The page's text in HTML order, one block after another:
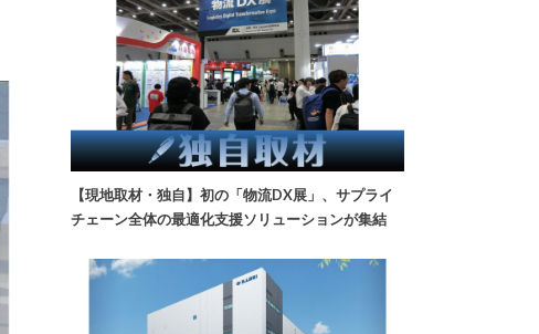
【現地取材・独自】初の「物流DX展」、サプライ
チェーン全体の最適化支援ソリューションが集結